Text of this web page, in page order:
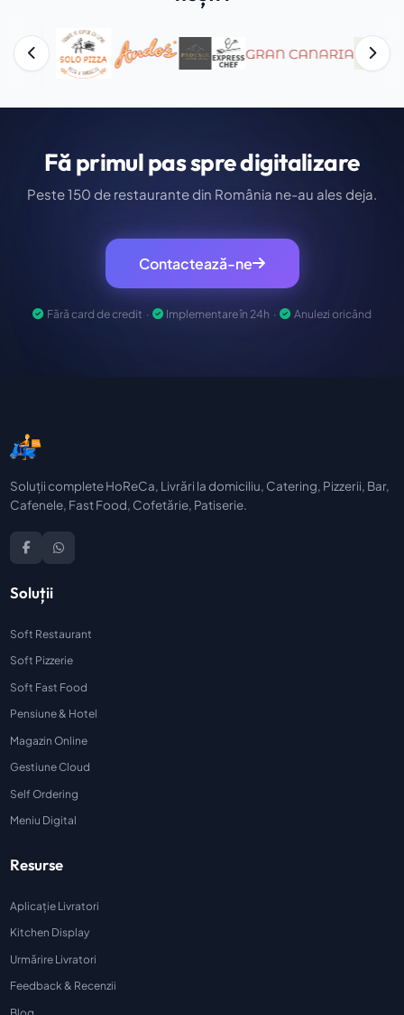
Fă primul pas spre digitalizare
Peste 150 de restaurante din România ne-au ales deja.
Contactează-ne
Fără card de credit · Implementare în 24h · Anulezi oricând
Soluții complete HoReCa, Livrări la domiciliu, Catering, Pizzerii, Bar,
Cafenele, Fast Food, Cofetărie, Patiserie.
Soluții
Soft Restaurant
Soft Pizzerie
Soft Fast Food
Pensiune & Hotel
Magazin Online
Gestiune Cloud
Self Ordering
Meniu Digital
Resurse
Aplicație Livratori
Kitchen Display
Urmărire Livratori
Feedback & Recenzii